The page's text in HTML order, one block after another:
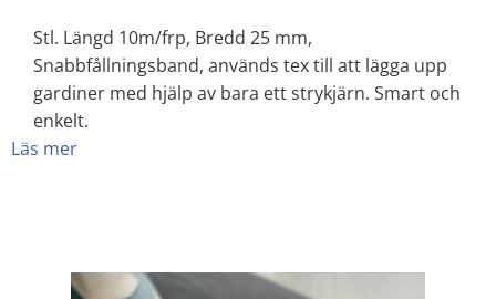
Stl. Längd 10m/frp, Bredd 25 mm,
Snabbfållningsband, används tex till att lägga upp
gardiner med hjälp av bara ett strykjärn. Smart och
enkelt.
Läs mer